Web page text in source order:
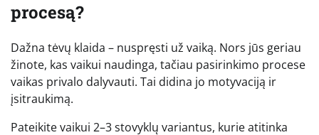
procesą?
Dažna tėvų klaida – nuspręsti už vaiką. Nors jūs geriau
žinote, kas vaikui naudinga, tačiau pasirinkimo procese
vaikas privalo dalyvauti. Tai didina jo motyvaciją ir
įsitraukimą.
Pateikite vaikui 2–3 stovyklų variantus, kurie atitinka